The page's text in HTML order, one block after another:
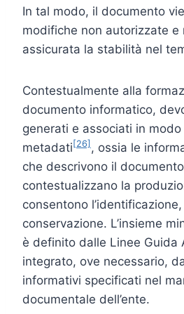
In tal modo, il documento
modifiche non autorizzate e
assicurata la stabilità nel
Contestualmente alla
documento informatico,
generati e associati in
metadati [26] , ossia le
che descrivono il
contestualizzano la
consentono
conservazione. L’insieme
è definito dalle Linee Guida
integrato, ove necessario,
informativi specificati nel
documentale dell’ente.